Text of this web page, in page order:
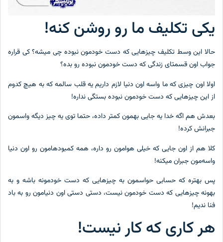
یکی تکلیف ما رو روشن کنه!
حالا این وسط تکلیف چیزهایی که دست خودمون نبوده چی میشه؟ کی قراره
جواب اون قسمتای زندگی که دست خودمون نبوده رو بده؟
اولا اون چیزی که ما واسه اون دنیا لازم داریم یه قلب سالمه که به هیچ کدوم
از این چیزهایی که دست خودمون نبوده بستگی نداره!
بعدش هم اگه خدا یه جایی بهمون کمتر داده، حتما توی یه چیز دیگه واسمون
جبرانش کرده!
کلا هم از اون جایی که خیلی هوامون رو داره، همه کمبودهامون رو اون دنیا
واسه‌مون جبران میکنه!
پس بهتره که حسابی حواسمون به چیزهایی که دست خودمونه باشه و به
بهونه چیزهایی که دست خودمون نیست، دستی دستی اون دنیامون رو به باد
فنا ندیم!
هر کاری که کار نیست!